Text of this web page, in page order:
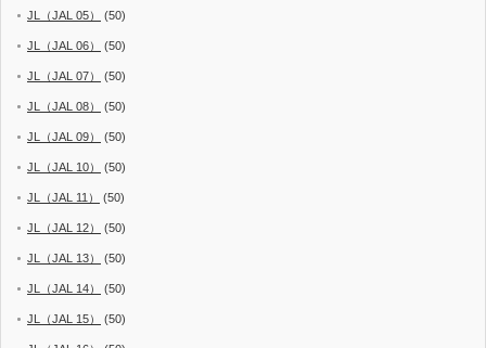
JL（JAL 05） (50)
JL（JAL 06） (50)
JL（JAL 07） (50)
JL（JAL 08） (50)
JL（JAL 09） (50)
JL（JAL 10） (50)
JL（JAL 11） (50)
JL（JAL 12） (50)
JL（JAL 13） (50)
JL（JAL 14） (50)
JL（JAL 15） (50)